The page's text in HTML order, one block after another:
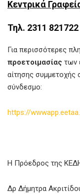
Κεντρικά
Τηλ. 2311 821722
Για περισσότερες
προετοιμασίας των
αίτησης συμμετοχής
σύνδεσμο:
https://
Η Πρόεδρος της
Δρ Δήμητρα